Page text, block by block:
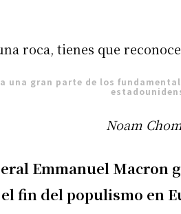
roca, tienes que
a una gran parte de los
Noam
Emmanuel Macron
fin del populismo en